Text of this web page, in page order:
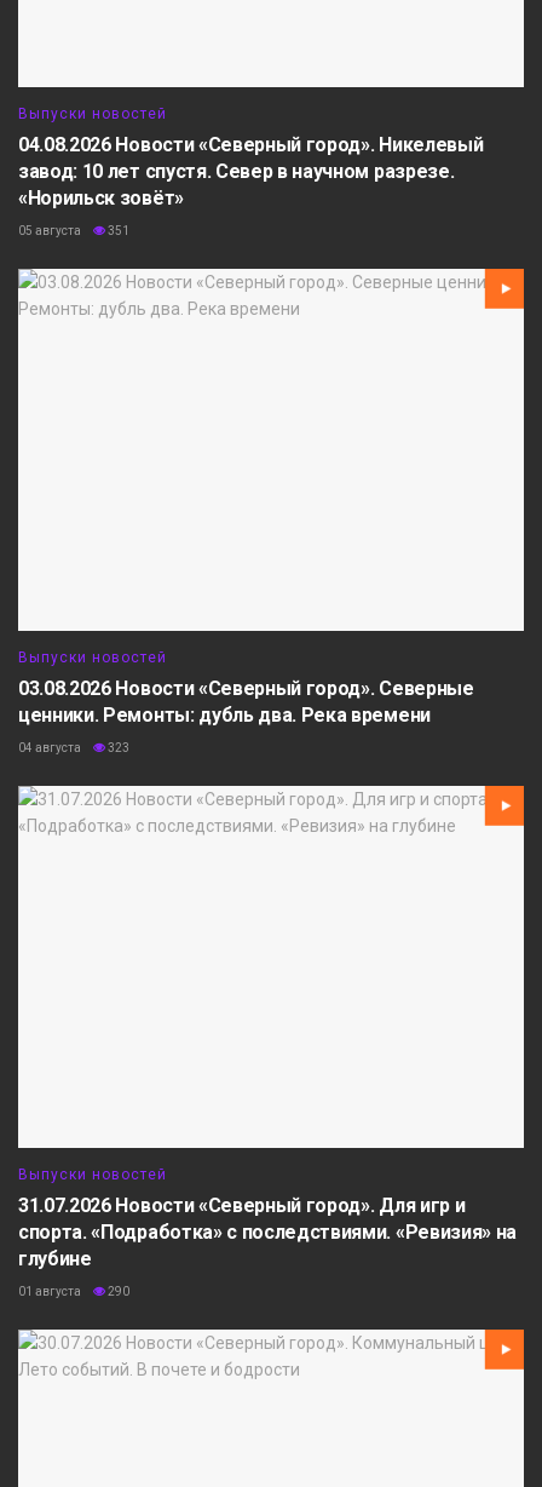
Выпуски новостей
04.08.2026 Новости «Северный город». Никелевый
завод: 10 лет спустя. Север в научном разрезе.
«Норильск зовёт»
05 августа 351
Выпуски новостей
03.08.2026 Новости «Северный город». Северные
ценники. Ремонты: дубль два. Река времени
04 августа 323
Выпуски новостей
31.07.2026 Новости «Северный город». Для игр и
спорта. «Подработка» с последствиями. «Ревизия» на
глубине
01 августа 290